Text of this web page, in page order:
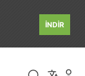
İNDİR